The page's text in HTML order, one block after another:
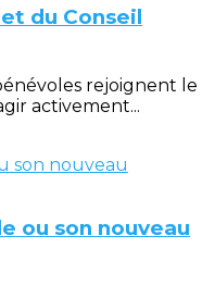
du Conseil
rejoignent le
activement...
ou son nouveau